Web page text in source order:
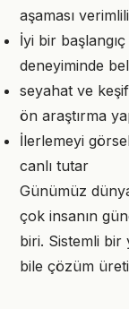
aşaması
İyi bir
deneyiminde
seyahat ve
ön araştırma
İlerlemeyi
canlı tutar
Günümüz
çok insanın
biri. Sistemli
bile çözüm